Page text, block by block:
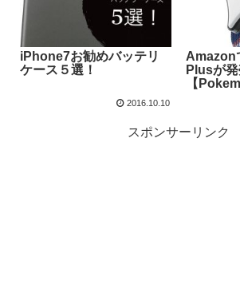
iPhone7お勧めバッテリ
ケース５選！
2016.10.10
Amazon
Plusが発
【
スポンサーリンク